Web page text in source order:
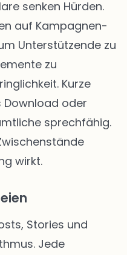
senken Hürden.
auf Kampagnen-
Unterstützende zu
zu
Kurze
oder
sprechfähig.
wirkt.
Stories und
Jede